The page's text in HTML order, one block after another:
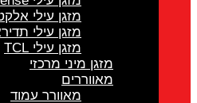
מזגן עילי
מזגן עילי
מזגן עילי TCL
מזגן מיני מרכזי
מאווררים
מאוורר עמוד